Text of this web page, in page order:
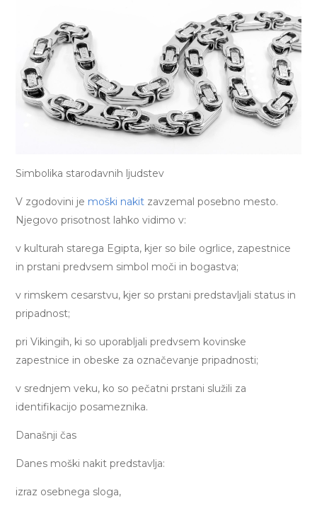
Simbolika starodavnih ljudstev
V zgodovini je moški nakit zavzemal posebno mesto.
Njegovo prisotnost lahko vidimo v:
v kulturah starega Egipta, kjer so bile ogrlice, zapestnice
in prstani predvsem simbol moči in bogastva;
v rimskem cesarstvu, kjer so prstani predstavljali status in
pripadnost;
pri Vikingih, ki so uporabljali predvsem kovinske
zapestnice in obeske za označevanje pripadnosti;
v srednjem veku, ko so pečatni prstani služili za
identifikacijo posameznika.
Današnji čas
Danes moški nakit predstavlja:
izraz osebnega sloga,